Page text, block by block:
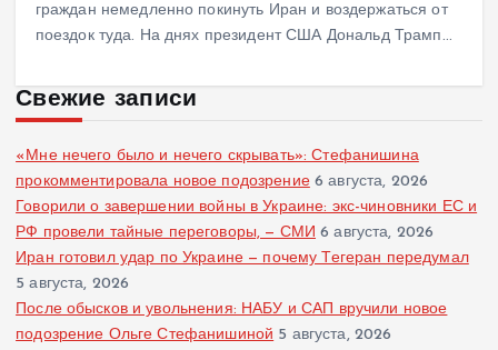
граждан немедленно покинуть Иран и воздержаться от
поездок туда. На днях президент США Дональд Трамп…
Свежие записи
«Мне нечего было и нечего скрывать»: Стефанишина
прокомментировала новое подозрение 6 августа, 2026
Говорили о завершении войны в Украине: экс-чиновники ЕС и
РФ провели тайные переговоры, — СМИ 6 августа, 2026
Иран готовил удар по Украине — почему Тегеран передумал
5 августа, 2026
После обысков и увольнения: НАБУ и САП вручили новое
подозрение Ольге Стефанишиной 5 августа, 2026